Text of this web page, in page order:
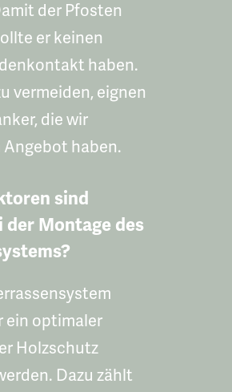
der Pfosten
er keinen
haben.
vermeiden, eignen
die wir
Angebot haben.
sind
Montage des
ein optimaler
Holzschutz
Dazu zählt